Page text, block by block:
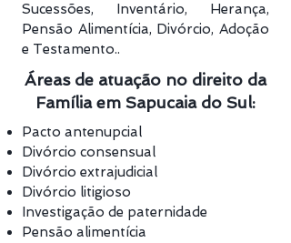
Sucessões, Inventário, Herança,
Pensão Alimentícia, Divórcio, Adoção
e Testamento..
Áreas de atuação no direito da
Família em Sapucaia do Sul:
Pacto antenupcial
Divórcio consensual
Divórcio extrajudicial
Divórcio litigioso
Investigação de paternidade
Pensão alimentícia